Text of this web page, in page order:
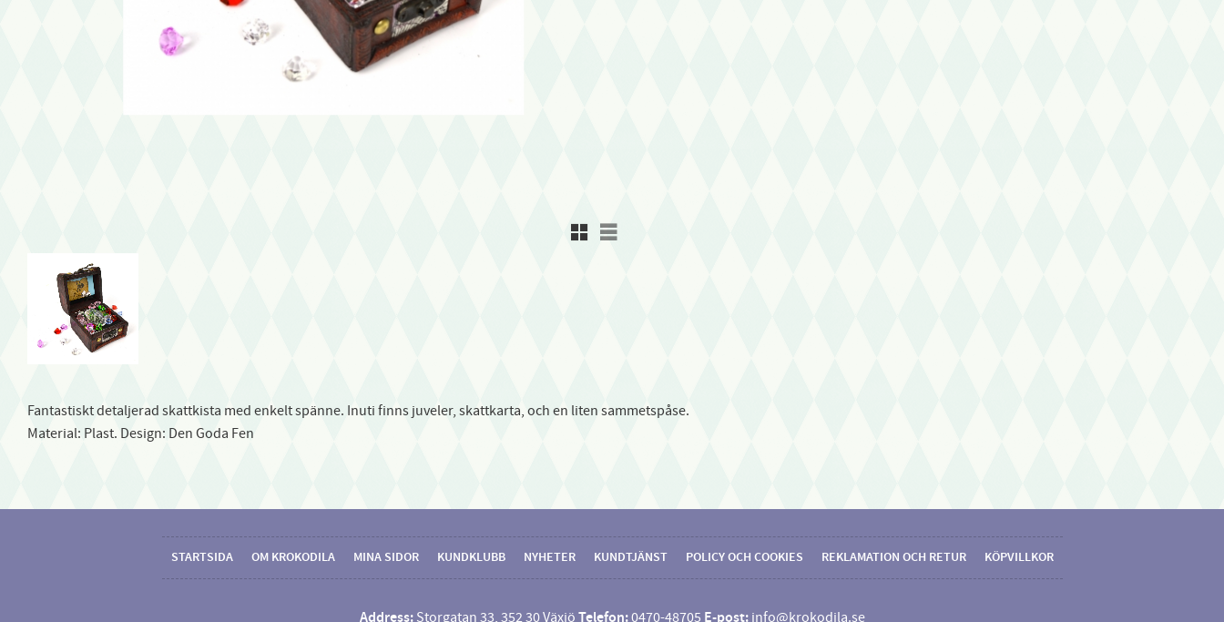
Rutnätsvy
Listvy
Fantastiskt detaljerad skattkista med enkelt spänne. Inuti finns juveler, skattkarta, och en liten sammetspåse.
Material: Plast. Design: Den Goda Fen
STARTSIDA OM KROKODILA MINA SIDOR KUNDKLUBB NYHETER KUNDTJÄNST POLICY OCH COOKIES REKLAMATION OCH RETUR KÖPVILLKOR
Address:Storgatan 33, 352 30 Växjö Telefon:0470-48705 E-post: info@krokodila.se